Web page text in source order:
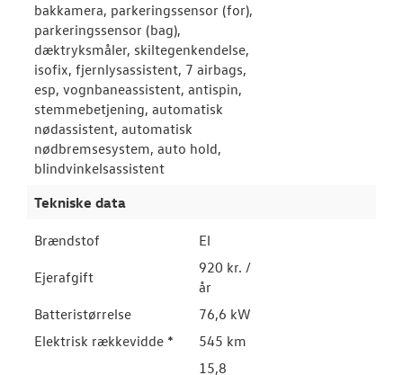
bakkamera, parkeringssensor (for),
parkeringssensor (bag),
dæktryksmåler, skiltegenkendelse,
isofix, fjernlysassistent, 7 airbags,
esp, vognbaneassistent, antispin,
stemmebetjening, automatisk
nødassistent, automatisk
nødbremsesystem, auto hold,
blindvinkelsassistent
Tekniske data
Brændstof El
Ejerafgift
920 kr. /
år
Batteristørrelse
76,6 kW
Elektrisk rækkevidde *
545 km
15,8